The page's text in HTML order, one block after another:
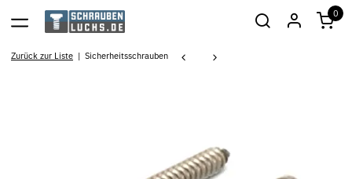
0
Zurück zur Liste Sicherheitsschrauben